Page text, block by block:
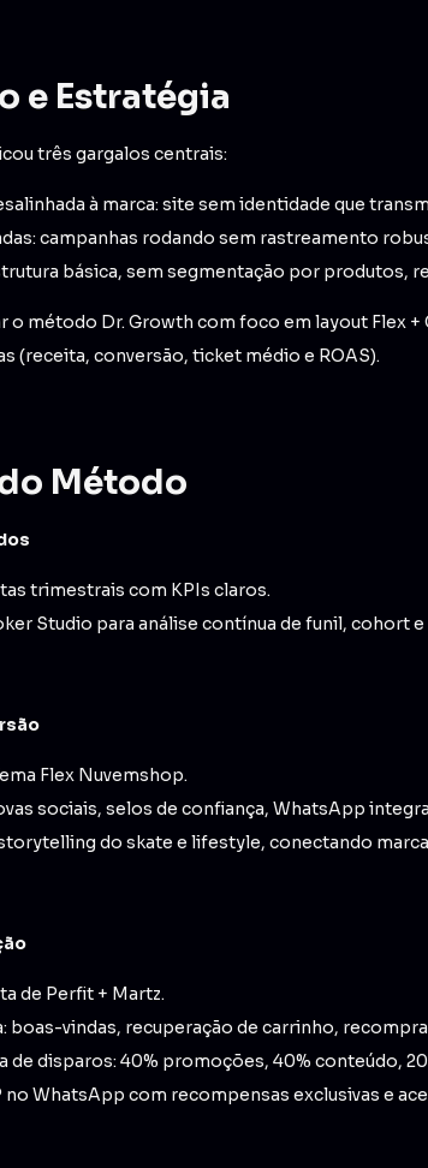
e Estratégia
três gargalos centrais:
à marca: site sem identidade que
campanhas rodando sem rastreamento
básica, sem segmentação por produtos,
o método Dr. Growth com foco em layout Flex
(receita, conversão, ticket médio e ROAS).
Método
trimestrais com KPIs claros.
Studio para análise contínua de funil, cohort
Flex Nuvemshop.
sociais, selos de confiança, WhatsApp
do skate e lifestyle, conectando
de Perfit + Martz.
boas-vindas, recuperação de carrinho, recompra
de disparos: 40% promoções, 40% conteúdo,
no WhatsApp com recompensas exclusivas e